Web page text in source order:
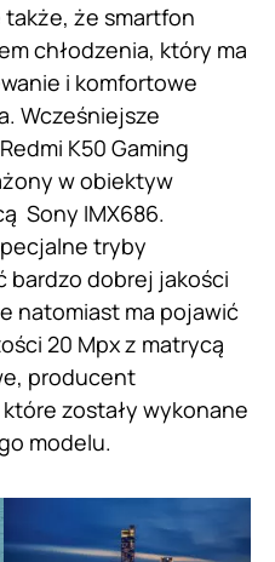
że smartfon
chłodzenia, który ma
i komfortowe
Wcześniejsze
K50 Gaming
w obiektyw
Sony IMX686.
tryby
bardzo dobrej jakości
natomiast ma pojawić
20 Mpx z matrycą
producent
zostały wykonane
modelu.